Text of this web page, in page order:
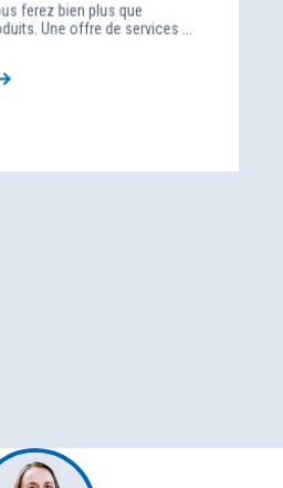
ferez bien plus que
Une offre de services ...